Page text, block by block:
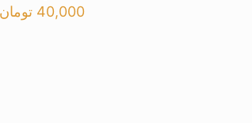
40,000 تومان